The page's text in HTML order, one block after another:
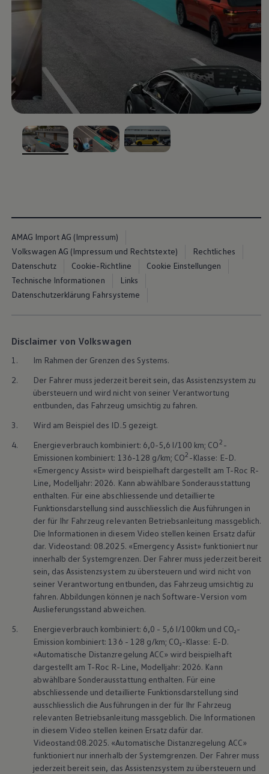
Der neue T-Roc rockt!
Home Modelle und Konfigurator Neue T-Roc
Remaining time, --:--
Eine neue Ära des
Rock!
Sportlich. Flexibel.
Komfortabel.
Entdecken Sie den
neuen T-Roc!
All (13) Highlights (3) Design (3) Technologie
13 von 13 Elemente
, 1 von 3
AMAG Import AG (Impressum)
Volkswagen AG (Impressum und Rechtstexte)
Rechtliches
Datenschutz
Cookie-Richtline
Cookie Einstellungen
Technische Informationen
Links
Datenschutzerklärung Fahrsysteme
Disclaimer von Volkswagen
1.
Im Rahmen der Grenzen des Systems.
2.
Der Fahrer muss jederzeit bereit sein, das Assistenzsystem zu
übersteuern und wird nicht von seiner Verantwortung
entbunden, das Fahrzeug umsichtig zu fahren.
3.
Wird am Beispiel des ID.5 gezeigt.
4.
Energieverbrauch kombiniert: 6,0-5,6 l/100 km; CO2 -
Emissionen kombiniert: 136-128 g/km; CO2 -Klasse: E-D.
«Emergency Assist» wird beispielhaft dargestellt am T-Roc R-
Line, Modelljahr: 2026. Kann abwählbare Sonderausstattung
enthalten. Für eine abschliessende und detaillierte
Funktionsdarstellung sind ausschliesslich die Ausführungen in
der für Ihr Fahrzeug relevanten Betriebsanleitung massgeblich.
Die Informationen in diesem Video stellen keinen Ersatz dafür
dar. Videostand: 08.2025. «Emergency Assist» funktioniert nur
innerhalb der Systemgrenzen. Der Fahrer muss jederzeit bereit
sein, das Assistenzsystem zu übersteuern und wird nicht von
seiner Verantwortung entbunden, das Fahrzeug umsichtig zu
fahren. Abbildungen können je nach Software-Version vom
Auslieferungsstand abweichen.
5.
Energieverbrauch kombiniert: 6,0 - 5,6 l/100km und CO₂-
Emission kombiniert: 136 - 128 g/km; CO₂-Klasse: E-D.
«Automatische Distanzregelung ACC» wird beispielhaft
dargestellt am T-Roc R-Line, Modelljahr: 2026. Kann
abwählbare Sonderausstattung enthalten. Für eine
abschliessende und detaillierte Funktionsdarstellung sind
ausschliesslich die Ausführungen in der für Ihr Fahrzeug
relevanten Betriebsanleitung massgeblich. Die Informationen
in diesem Video stellen keinen Ersatz dafür dar.
Videostand:08.2025. «Automatische Distanzregelung ACC»
funktioniert nur innerhalb der Systemgrenzen. Der Fahrer muss
jederzeit bereit sein, das Assistenzsystem zu übersteuern und